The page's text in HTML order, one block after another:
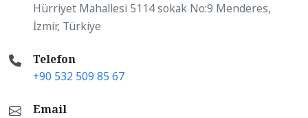
Hürriyet Mahallesi 5114 sokak No:9 Menderes,
İzmir, Türkiye
Telefon
+90 532 509 85 67
Email